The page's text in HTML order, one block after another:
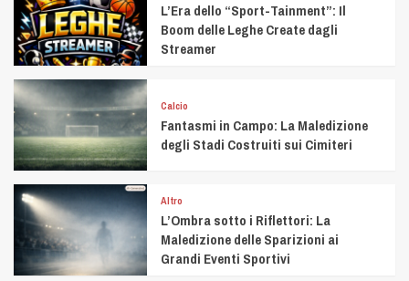
L’Era dello “Sport-Tainment”: Il
Boom delle Leghe Create dagli
Streamer
Calcio
Fantasmi in Campo: La Maledizione
degli Stadi Costruiti sui Cimiteri
Altro
L’Ombra sotto i Riflettori: La
Maledizione delle Sparizioni ai
Grandi Eventi Sportivi